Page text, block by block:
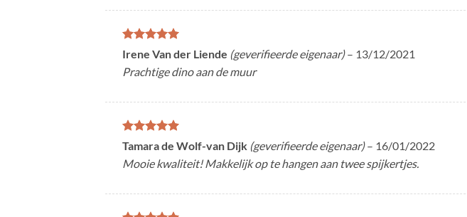
Gewaardeerd
5uit 5
Irene Van der Liende (geverifieerde eigenaar) – 13/12/2021
Prachtige dino aan de muur
Gewaardeerd
5uit 5
Tamara de Wolf-van Dijk (geverifieerde eigenaar) – 16/01/2022
Mooie kwaliteit! Makkelijk op te hangen aan twee spijkertjes.